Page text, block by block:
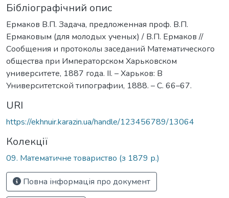
Бібліографічний опис
Ермаков В.П. Задача, предложенная проф. В.П.
Ермаковым (для молодых ученых) / В.П. Ермаков //
Сообщения и протоколы заседаний Математического
общества при Императорском Харьковском
университете, 1887 года. ІІ. – Харьков: В
Университетской типографии, 1888. – С. 66–67.
URI
https://ekhnuir.karazin.ua/handle/123456789/13064
Колекції
09. Математичне товариство (з 1879 р.)
Повна інформація про документ